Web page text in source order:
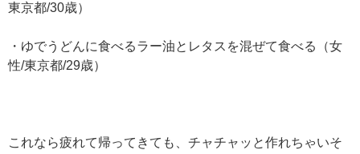
東京都/30歳）
・ゆでうどんに食べるラー油とレタスを混ぜて食べる（女
性/東京都/29歳）
これなら疲れて帰ってきても、チャチャッと作れちゃいそ